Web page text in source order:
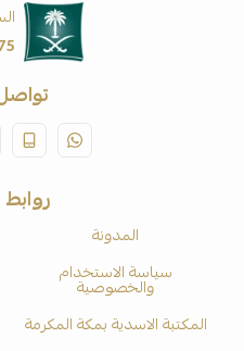
المدونة
سياسة الاستخدام
والخصوصية
المكتبة الاسدية بمكة المكرمة